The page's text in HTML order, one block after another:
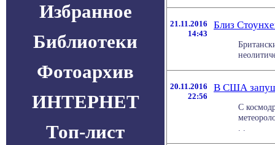
Избранное
Библиотеки
Фотоархив
ИНТЕРНЕТ
Топ-лист
21.11.2016
14:43
Близ
20.11.2016
22:56
В США
С